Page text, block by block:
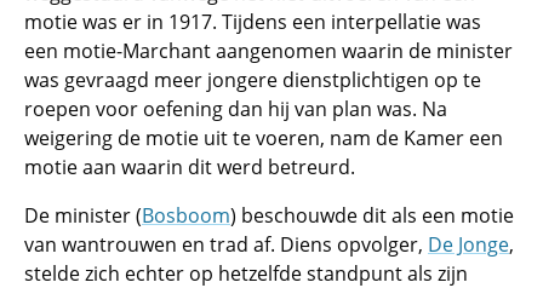
motie was er in 1917. Tijdens een interpellatie was
een motie-Marchant aangenomen waarin de minister
was gevraagd meer jongere dienstplichtigen op te
roepen voor oefening dan hij van plan was. Na
weigering de motie uit te voeren, nam de Kamer een
motie aan waarin dit werd betreurd.
De minister (Bosboom) beschouwde dit als een motie
van wantrouwen en trad af. Diens opvolger, De Jonge,
stelde zich echter op hetzelfde standpunt als zijn